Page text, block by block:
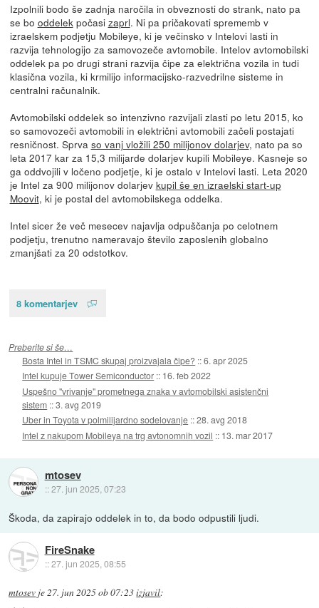
Izpolnili bodo še zadnja naročila in obveznosti do strank, nato pa
se bo oddelek počasi zaprl. Ni pa pričakovati sprememb v
izraelskem podjetju Mobileye, ki je večinsko v Intelovi lasti in
razvija tehnologijo za samovozeče avtomobile. Intelov avtomobilski
oddelek pa po drugi strani razvija čipe za električna vozila in tudi
klasična vozila, ki krmilijo informacijsko-razvedrilne sisteme in
centralni računalnik.
Avtomobilski oddelek so intenzivno razvijali zlasti po letu 2015, ko
so samovozeči avtomobili in električni avtomobili začeli postajati
resničnost. Sprva so vanj vložili 250 milijonov dolarjev, nato pa so
leta 2017 kar za 15,3 milijarde dolarjev kupili Mobileye. Kasneje so
ga oddvojili v ločeno podjetje, ki je ostalo v Intelovi lasti. Leta 2020
je Intel za 900 milijonov dolarjev kupil še en izraelski start-up
Moovit, ki je postal del avtomobilskega oddelka.
Intel sicer že več mesecev najavlja odpuščanja po celotnem
podjetju, trenutno nameravajo število zaposlenih globalno
zmanjšati za 20 odstotkov.
8 komentarjev
Preberite si še…
Bosta Intel in TSMC skupaj proizvajala čipe? ::6. apr 2025
Intel kupuje Tower Semiconductor :: 16. feb 2022
Uspešno "vrivanje" prometnega znaka v avtomobilski asistenčni
sistem ::3. avg 2019
Uber in Toyota v polmilijardno sodelovanje ::28. avg 2018
Intel z nakupom Mobileya na trg avtonomnih vozil :: 13. mar 2017
mtosev
::27. jun 2025, 07:23
Škoda, da zapirajo oddelek in to, da bodo odpustili ljudi.
FireSnake
::27. jun 2025, 08:55
mtosev je27. jun 2025 ob 07:23izjavil: